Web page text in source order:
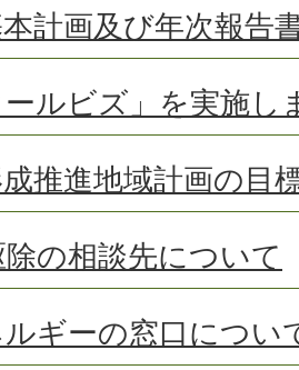
計画及び年次報告
ルビズ」を実施し
推進地域計画の目
の相談先について
ギーの窓口につい